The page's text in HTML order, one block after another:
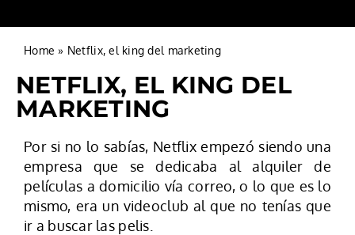
Contacto
Home » Netflix, el king del marketing
NETFLIX, EL KING DEL
MARKETING
Por si no lo sabías, Netflix empezó siendo una
empresa que se dedicaba al alquiler de
películas a domicilio vía correo, o lo que es lo
mismo, era un videoclub al que no tenías que
ir a buscar las pelis.